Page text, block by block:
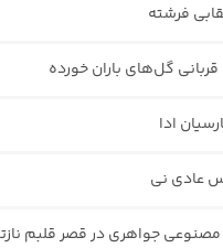
فرشته
گل‌های باران خورده
ادا
عادی نی
جواهری در قصر قلبم